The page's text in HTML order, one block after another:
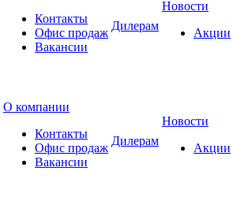
Контакты
Офис продаж
Вакансии
Дилерам
Новости
Акции
О компании
Контакты
Офис продаж
Вакансии
Дилерам
Новости
Акции